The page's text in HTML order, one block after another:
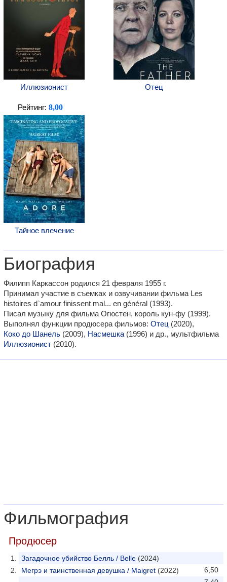
Иллюзионист Отец
Рейтинг: 8,00
Тайное влечение
Биография
Филипп Каркассон родился 21 февраля 1955 г.
Принимал участие в съемках и озвучивании фильма Les
histoires d`amour finissent mal... en général (1993).
Писал музыку для фильма Огюстен, король кун-фу (1999).
Выполнял функции продюсера фильмов: Отец (2020),
Коко до Шанель (2009), Насмешка (1996) и др., мультфильма
Иллюзионист (2010).
Фильмография
Продюсер
Загадочное убийство Белль / Belle (2024)
6,50
Мегрэ и таинственная девушка / Maigret (2022)